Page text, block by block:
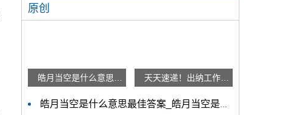
原创
天天速递！出纳工作描述怎么写_出纳工作描述
皓月当空是什么意思最佳答案_皓月当空是什么意思